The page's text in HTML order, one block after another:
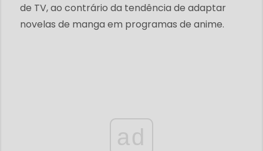
de TV, ao contrário da tendência de adaptar
novelas de manga em programas de anime.
ad